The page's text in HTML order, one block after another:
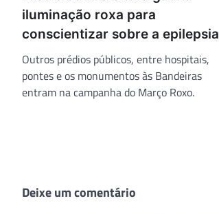
iluminação roxa para
conscientizar sobre a epilepsia
Outros prédios públicos, entre hospitais,
pontes e os monumentos às Bandeiras
entram na campanha do Março Roxo.
Deixe um comentário